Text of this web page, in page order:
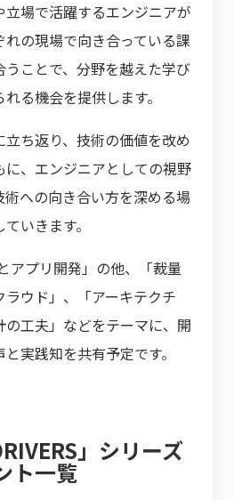
場で活躍するエンジニアが
の現場で向き合っている課
ことで、分野を越えた学び
る機会を提供します。
ち返り、技術の価値を改め
に、エンジニアとしての視野
への向き合い方を深める場
いきます。
アプリ開発」の他、「裁量
ラウド」、「アーキテクチ
の工夫」などをテーマに、開
実践知を共有予定です。
」シリーズ
ト一覧